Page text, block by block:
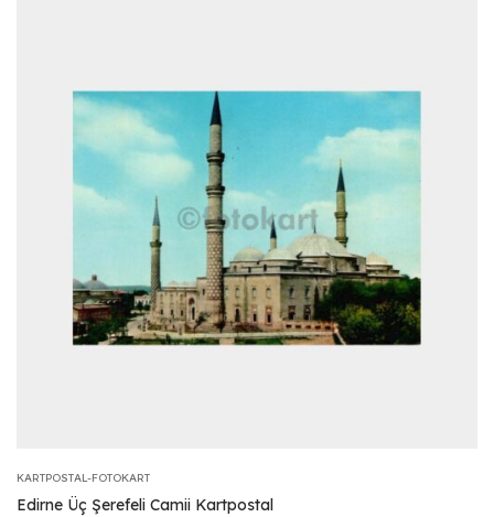
KARTPOSTAL-FOTOKART
Edirne Üç Şerefeli Camii Kartpostal